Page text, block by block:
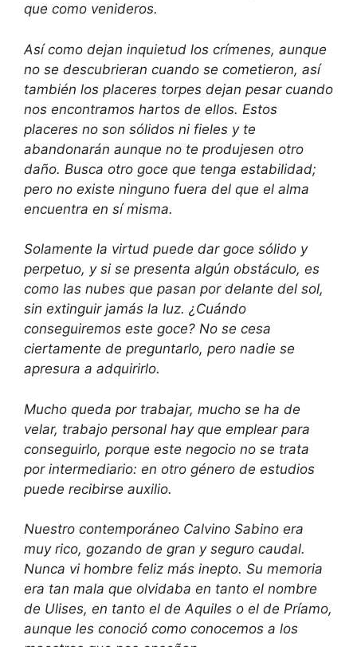
que como venideros.
Así como dejan inquietud los crímenes, aunque
no se descubrieran cuando se cometieron, así
también los placeres torpes dejan pesar cuando
nos encontramos hartos de ellos. Estos
placeres no son sólidos ni fieles y te
abandonarán aunque no te produjesen otro
daño. Busca otro goce que tenga estabilidad;
pero no existe ninguno fuera del que el alma
encuentra en sí misma.
Solamente la virtud puede dar goce sólido y
perpetuo, y si se presenta algún obstáculo, es
como las nubes que pasan por delante del sol,
sin extinguir jamás la luz. ¿Cuándo
conseguiremos este goce? No se cesa
ciertamente de preguntarlo, pero nadie se
apresura a adquirirlo.
Mucho queda por trabajar, mucho se ha de
velar, trabajo personal hay que emplear para
conseguirlo, porque este negocio no se trata
por intermediario: en otro género de estudios
puede recibirse auxilio.
Nuestro contemporáneo Calvino Sabino era
muy rico, gozando de gran y seguro caudal.
Nunca vi hombre feliz más inepto. Su memoria
era tan mala que olvidaba en tanto el nombre
de Ulises, en tanto el de Aquiles o el de Príamo,
aunque les conoció como conocemos a los